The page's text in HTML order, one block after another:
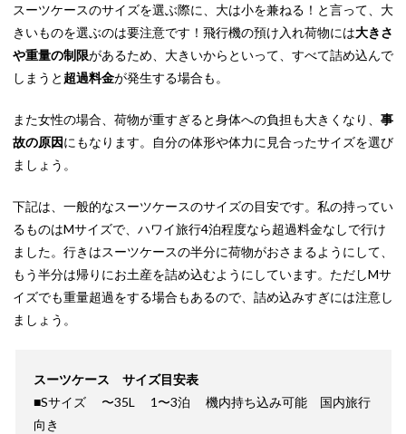
スーツケースのサイズを選ぶ際に、大は小を兼ねる！と言って、大
きいものを選ぶのは要注意です！飛行機の預け入れ荷物には大きさ
や重量の制限があるため、大きいからといって、すべて詰め込んで
しまうと 超過料金が発生する場合も。
また女性の場合、荷物が重すぎると身体への負担も大きくなり、 事
故の原因にもなります。自分の体形や体力に見合ったサイズを選び
ましょう。
下記は、一般的なスーツケースのサイズの目安です。私の持ってい
るものはMサイズで、ハワイ旅行4泊程度なら超過料金なしで行け
ました。行きはスーツケースの半分に荷物がおさまるようにして、
もう半分は帰りにお土産を詰め込むようにしています。ただしMサ
イズでも重量超過をする場合もあるので、詰め込みすぎには注意し
ましょう。
スーツケース サイズ目安表
■Sサイズ 〜35L 1〜3泊 機内持ち込み可能 国内旅行
向き